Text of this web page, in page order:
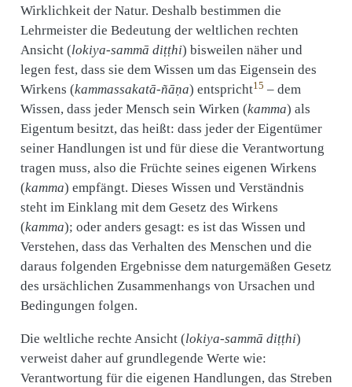
Wirklichkeit der Natur. Deshalb bestimmen die
Lehrmeister die Bedeutung der weltlichen rechten
Ansicht (lokiya-sammā diṭṭhi) bisweilen näher und
legen fest, dass sie dem Wissen um das Eigensein des
Wirkens (kammassakatā-ñāṇa) entspricht15 – dem
Wissen, dass jeder Mensch sein Wirken (kamma) als
Eigentum besitzt, das heißt: dass jeder der Eigentümer
seiner Handlungen ist und für diese die Verantwortung
tragen muss, also die Früchte seines eigenen Wirkens
(kamma) empfängt. Dieses Wissen und Verständnis
steht im Einklang mit dem Gesetz des Wirkens
(kamma); oder anders gesagt: es ist das Wissen und
Verstehen, dass das Verhalten des Menschen und die
daraus folgenden Ergebnisse dem naturgemäßen Gesetz
des ursächlichen Zusammenhangs von Ursachen und
Bedingungen folgen.
Die weltliche rechte Ansicht (lokiya-sammā diṭṭhi)
verweist daher auf grundlegende Werte wie:
Verantwortung für die eigenen Handlungen, das Streben